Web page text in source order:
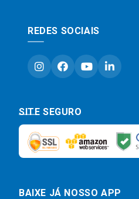
REDES SOCIAIS
SITE SEGURO
BAIXE JÁ NOSSO APP